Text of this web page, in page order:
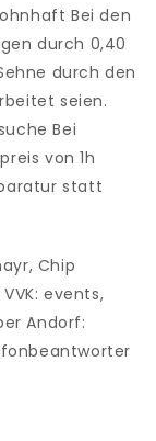
Bei den
durch 0,40
durch den
seien.
Bei
von 1h
statt
Chip
events,
Andorf: